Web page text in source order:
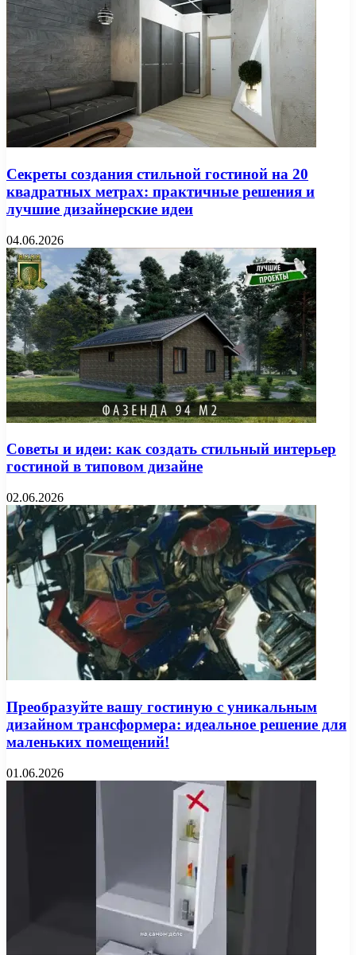
Секреты создания стильной гостиной на 20
квадратных метрах: практичные решения и
лучшие дизайнерские идеи
04.06.2026
Советы и идеи: как создать стильный интерьер
гостиной в типовом дизайне
02.06.2026
Преобразуйте вашу гостиную с уникальным
дизайном трансформера: идеальное решение для
маленьких помещений!
01.06.2026